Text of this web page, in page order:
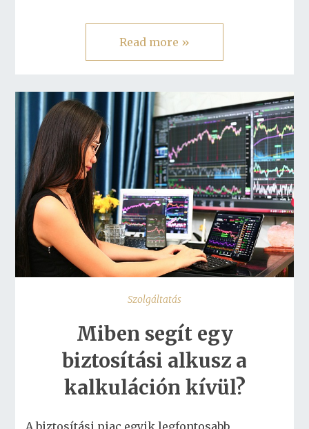
Read more »
Szolgáltatás
Miben segít egy
biztosítási alkusz a
kalkuláción kívül?